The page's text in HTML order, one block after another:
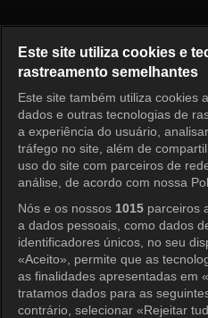
Este site utiliza cookies e
rastreamento semelhantes
Este site também utiliza cookies
dados e outras tecnologias de
a experiência do usuário,
tráfego no site, além de
uso do site com parceiros de
análise, de acordo com nossa
Nós e os nossos 1015 parceiros
a dados pessoais, como dados
identificadores únicos, no seu
«Aceito», permite que as
as finalidades apresentadas em
tratamos dados para as
contrário, selecionar «Rejeitar